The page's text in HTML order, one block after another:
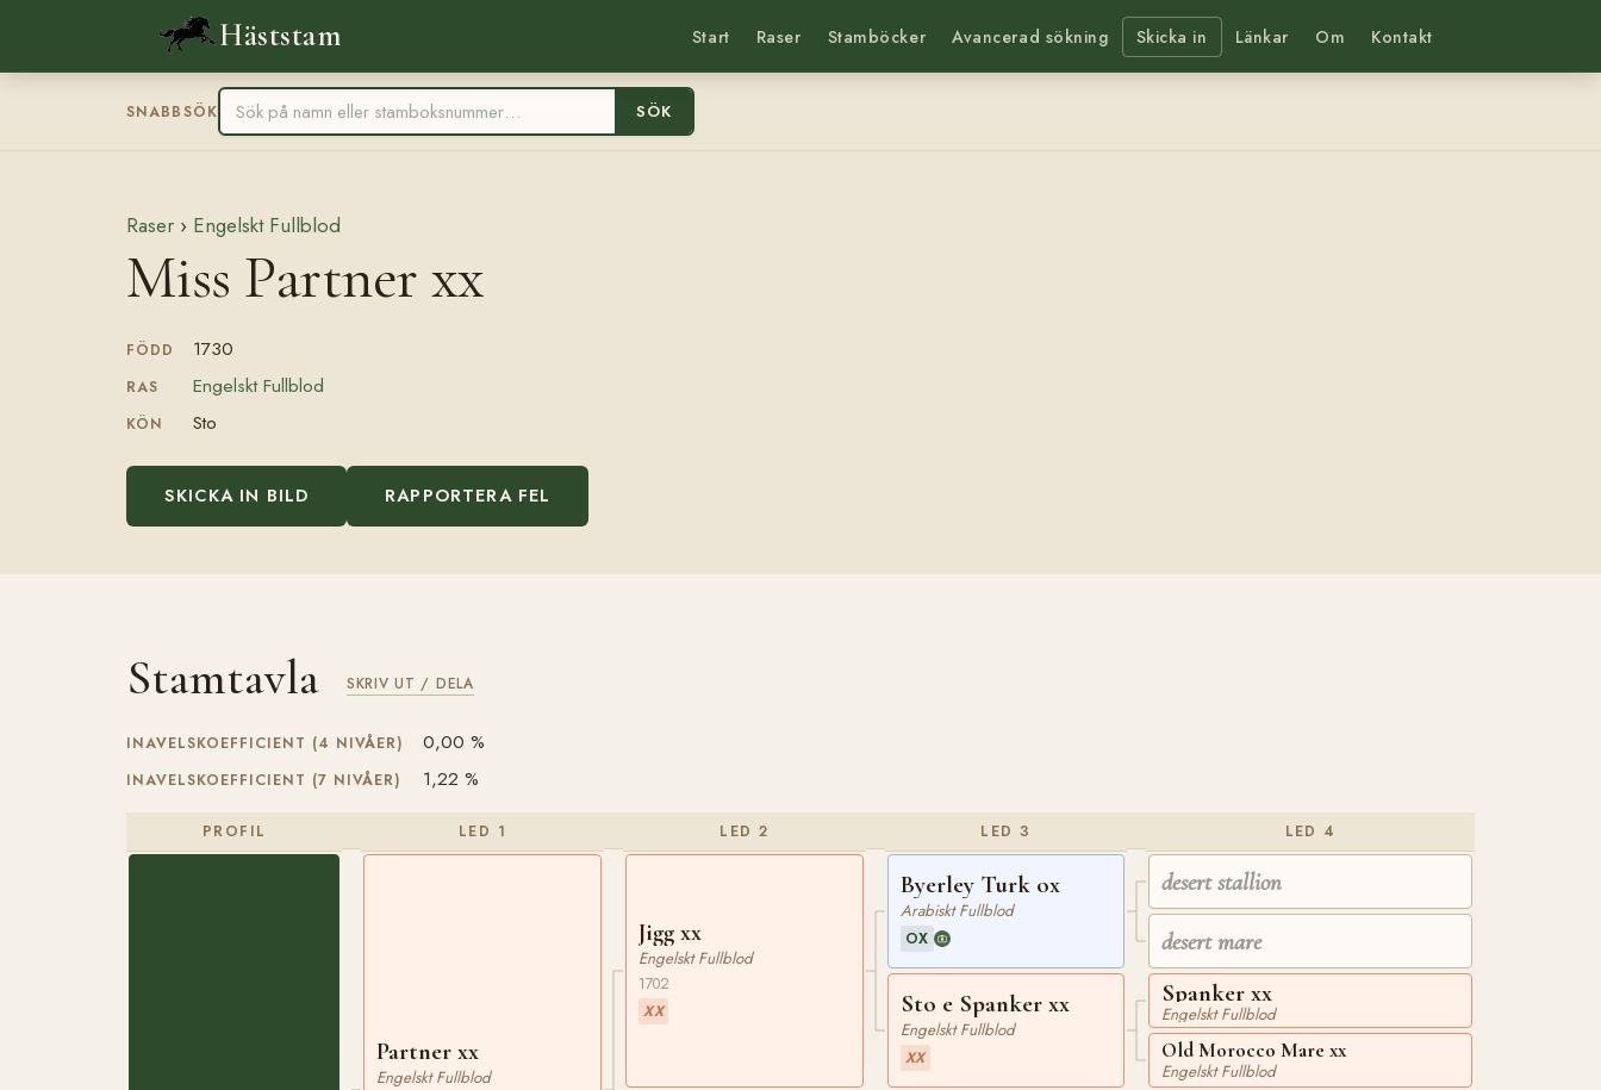
Häststam Start Raser Stamböcker Avancerad sökning Skicka in Länkar Om Kontakt
SNABBSÖK SÖK
Raser › Engelskt Fullblod
Miss Partner xx
FÖDD 1730
RAS Engelskt Fullblod
KÖN Sto
SKICKA IN BILD RAPPORTERA FEL
Stamtavla SKRIV UT / DELA
INAVELSKOEFFICIENT (4 NIVÅER) 0,00 %
INAVELSKOEFFICIENT (7 NIVÅER) 1,22 %
PROFIL LED 1
Partner xx
Engelskt Fullblod
LED 2
Jigg xx
Engelskt Fullblod
1702
XX
LED 3
Byerley Turk ox
Arabiskt Fullblod
OX
Sto e Spanker xx
Engelskt Fullblod
XX
LED 4
desert stallion
desert mare
Spanker xx
Engelskt Fullblod
Old Morocco Mare xx
Engelskt Fullblod